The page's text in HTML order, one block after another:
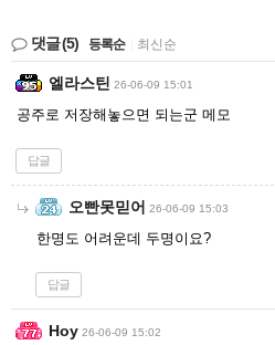
댓글(5) 등록순 최신순
엘라스틴 26-06-09 15:01
공주로 저장해놓으면 되는군 메모
답글
오빤못믿어 26-06-09 15:03
한명도 어려운데 두명이요?
답글
Hoy 26-06-09 15:02